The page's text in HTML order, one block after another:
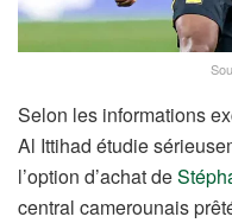
Selon les informations
Al Ittihad étudie
l’option d’achat de
central camerounais